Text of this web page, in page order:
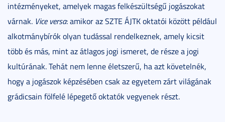
intézményeket, amelyek magas felkészültségű jogászokat
várnak. Vice versa: amikor az SZTE ÁJTK oktatói között például
alkotmánybírók olyan tudással rendelkeznek, amely kicsit
több és más, mint az átlagos jogi ismeret, de része a jogi
kultúrának. Tehát nem lenne életszerű, ha azt követelnék,
hogy a jogászok képzésében csak az egyetem zárt világának
grádicsain fölfelé lépegető oktatók vegyenek részt.